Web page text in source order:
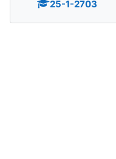
25-1-2703